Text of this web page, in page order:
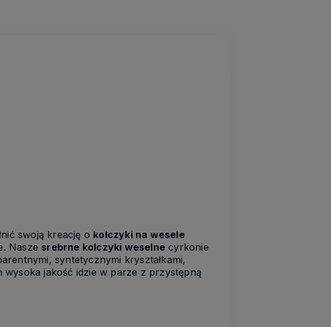
swoją kreację o kolczyki na wesele
Nasze srebrne kolczyki weselne cyrkonie
syntetycznymi kryształkami,
jakość idzie w parze z przystępną